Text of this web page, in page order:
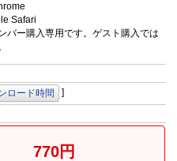
Safari
バー購入専用です。ゲスト購入では
ロード時間
]
770円